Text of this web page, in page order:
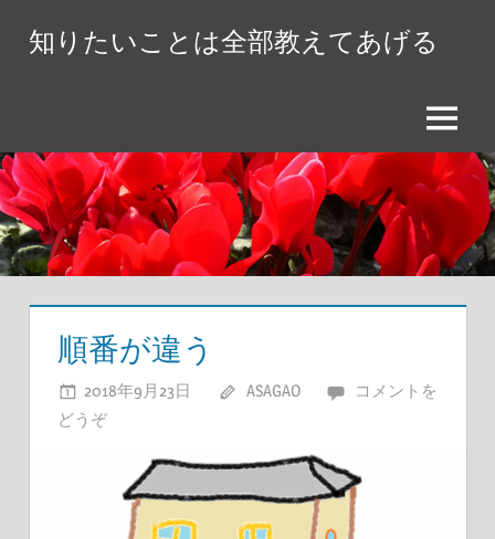
へ
ス
キ
ッ
知りたいことは全部教えてあげる
メ
ニ
ュ
ー
順番が違う
2018年9月23日 ASAGAO
コメントを
どうぞ